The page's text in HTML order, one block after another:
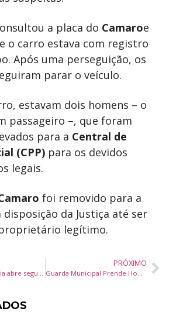
a placa do Camaroe
o carro estava com registro
Após uma perseguição, os
parar o veículo.
estavam dois homens – o
passageiro –, que foram
para a Central de
(CPP) para os devidos
legais.
foi removido para a
disposição da Justiça até ser
legítimo.
Galeto Mamma Mia abre segunda unidade em Blumenau
PRÓXIMO
Guarda Municipal Prende Homem por Violência Doméstica e Descumprimento de Medida Protetiva